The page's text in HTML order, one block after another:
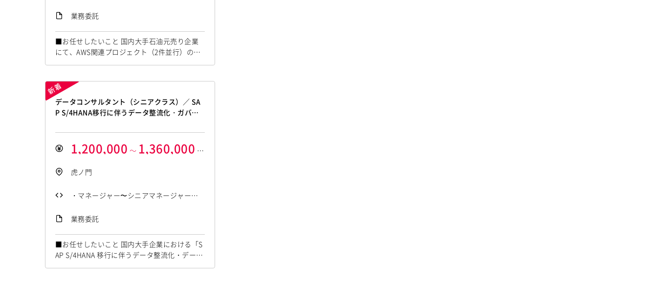
経験（手を動かせる方） ・AWS利用料確
認等の管理操作経験 ・コスト適正化資料
の作成経験
業務委託
■お任せしたいこと 国内大手石油元売り企業
にて、AWS関連プロジェクト（2件並行）のPM
O増強支援を担当していただきます。進捗・コ
るポジションです。 ■具体的な業務内容 ・A
WSプロジェクト（2件）の進捗・課題管理 ・A
WS利用料確認等のコスト管理業務 ・コスト適
正化資料の作成 ・現担当者のサポート業務
データコンサルタント（シニアクラス）／ SA
P S/4HANA移行に伴うデータ整流化・ガバナ
1,200,000 ～ 1,360,000 円
虎ノ門
・マネージャー〜シニアマネージャーク
タおよび業務パッケージ（オンプレ・ク
ラウド）を含むシステムアーキテクチャ
設計経験（5年以上） ・コンサルタントと
業務委託
■お任せしたいこと 国内大手企業における「S
AP S/4HANA 移行に伴うデータ整流化・データ
ガバナンス推進プロジェクト」にご参画いただ